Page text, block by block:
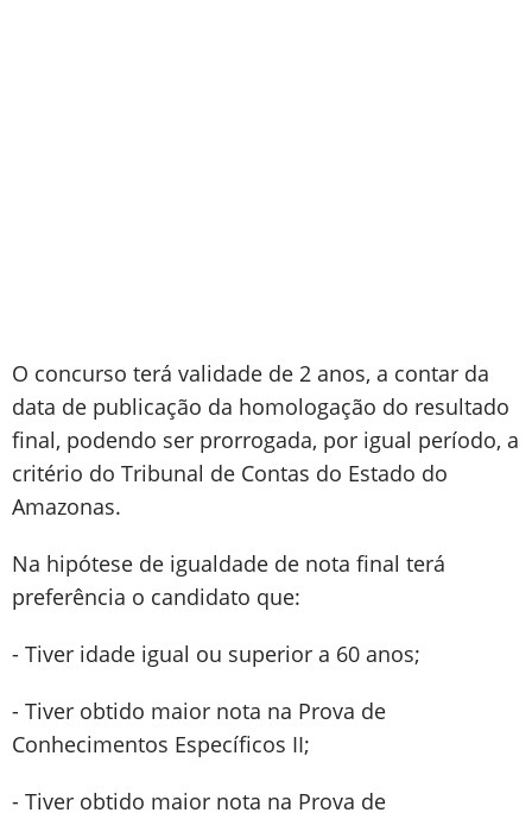
O concurso terá validade de 2 anos, a contar da
data de publicação da homologação do resultado
final, podendo ser prorrogada, por igual período, a
critério do Tribunal de Contas do Estado do
Amazonas.
Na hipótese de igualdade de nota final terá
preferência o candidato que:
- Tiver idade igual ou superior a 60 anos;
- Tiver obtido maior nota na Prova de
Conhecimentos Específicos II;
- Tiver obtido maior nota na Prova de